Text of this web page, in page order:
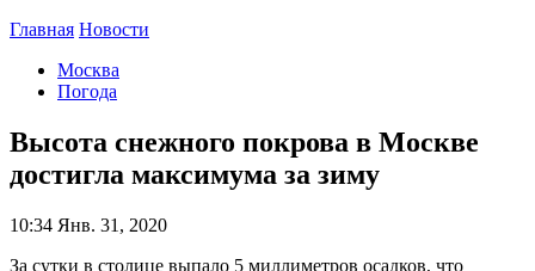
Главная Новости
Москва
Погода
Высота снежного покрова в Москве
достигла максимума за зиму
10:34 Янв. 31, 2020
За сутки в столице выпало 5 миллиметров осадков, что